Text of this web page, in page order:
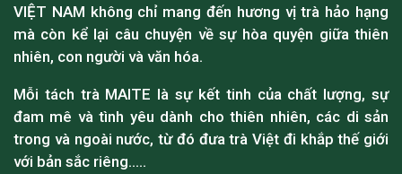
VIỆT NAM không chỉ mang đến hương vị trà hảo hạng
mà còn kể lại câu chuyện về sự hòa quyện giữa thiên
nhiên, con người và văn hóa.
Mỗi tách trà MAITE là sự kết tinh của chất lượng, sự
đam mê và tình yêu dành cho thiên nhiên, các di sản
trong và ngoài nước, từ đó đưa trà Việt đi khắp thế giới
với bản sắc riêng…..